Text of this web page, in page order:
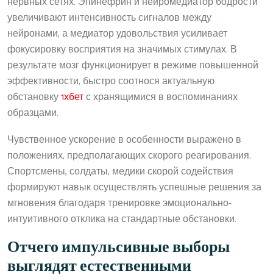
увеличивают интенсивность сигналов между
нейронами, а медиатор удовольствия усиливает
фокусировку восприятия на значимых стимулах. В
результате мозг функционирует в режиме повышенной
эффективности, быстро соотнося актуальную
обстановку1хбетс хранящимися в воспоминаниях
образцами.
Чувственное ускорение в особенности выражено в
положениях, предполагающих скорого реагирования.
Спортсмены, солдаты, медики скорой содействия
формируют навык осуществлять успешные решения за
мгновения благодаря тренировке эмоционально-
интуитивного отклика на стандартные обстановки.
Отчего импульсивные выборы
выглядят естественными